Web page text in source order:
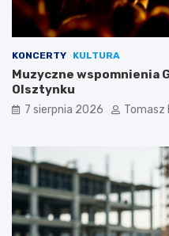
KONCERTY KULTURA
Muzyczne wspomnienia
Olsztynku
7 sierpnia 2026 Tomasz